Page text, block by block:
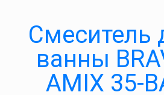
Cмеситель
ванны
AMIX 35-